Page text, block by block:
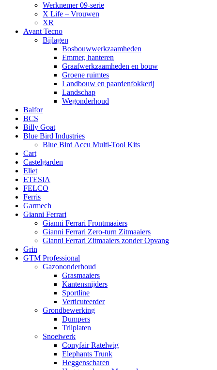
Werknemer 09-serie
X Life – Vrouwen
XR
Avant Tecno
Bijlagen
Bosbouwwerkzaamheden
Emmer, hanteren
Graafwerkzaamheden en bouw
Groene ruimtes
Landbouw en paardenfokkerij
Landschap
Wegonderhoud
Balfor
BCS
Billy Goat
Blue Bird Industries
Blue Bird Accu Multi-Tool Kits
Cart
Castelgarden
Eliet
ETESIA
FELCO
Ferris
Garmech
Gianni Ferrari
Gianni Ferrari Frontmaaiers
Gianni Ferrari Zero-turn Zitmaaiers
Gianni Ferrari Zitmaaiers zonder Opvang
Grin
GTM Professional
Gazononderhoud
Grasmaaiers
Kantensnijders
Sportline
Verticuteerder
Grondbewerking
Dumpers
Trilplaten
Snoeiwerk
Conyfair Ratelwig
Elephants Trunk
Heggenscharen